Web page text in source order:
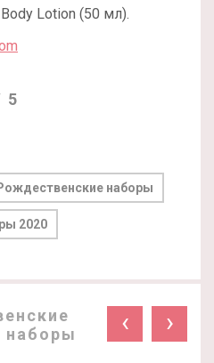
Lotion (50 мл).
5
наборы
2020
наборы
‹ ›